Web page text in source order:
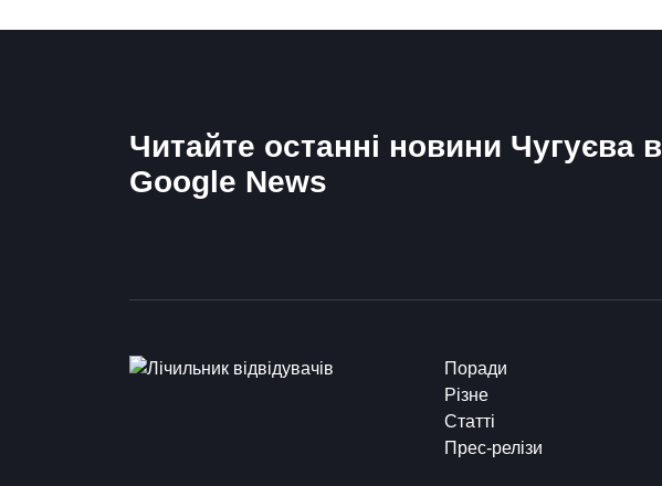
Читайте останні новини Чугуєва в
Google News
Поради
Різне
Статті
Прес-релізи